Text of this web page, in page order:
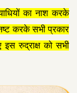
का नाश करके
करके सभी प्रकार
इस रुद्राक्ष को सभी